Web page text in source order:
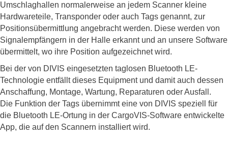
Umschlaghallen normalerweise an jedem Scanner kleine
Hardwareteile, Transponder oder auch Tags genannt, zur
Positionsübermittlung angebracht werden. Diese werden von
Signalempfängern in der Halle erkannt und an unsere Software
übermittelt, wo ihre Position aufgezeichnet wird.
Bei der von DIVIS eingesetzten taglosen Bluetooth LE-
Technologie entfällt dieses Equipment und damit auch dessen
Anschaffung, Montage, Wartung, Reparaturen oder Ausfall.
Die Funktion der Tags übernimmt eine von DIVIS speziell für
die Bluetooth LE-Ortung in der CargoVIS-Software entwickelte
App, die auf den Scannern installiert wird.